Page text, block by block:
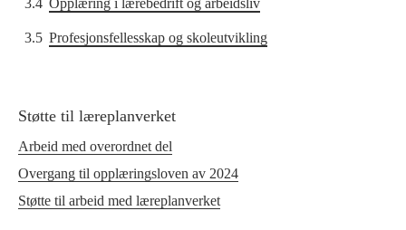
3.4 Opplæring i lærebedrift og arbeidsliv
3.5 Profesjonsfellesskap og skoleutvikling
Støtte til læreplanverket
Arbeid med overordnet del
Overgang til opplæringsloven av 2024
Støtte til arbeid med læreplanverket